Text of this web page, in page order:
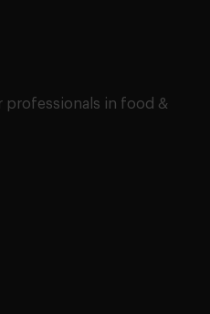
professionals in food &